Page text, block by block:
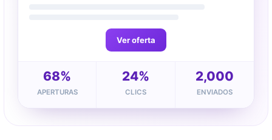
Ver oferta
68%
APERTURAS
24%
CLICS
2,000
ENVIADOS